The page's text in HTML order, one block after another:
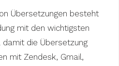
Übersetzungen besteht
mit den wichtigsten
damit die Übersetzung
mit Zendesk, Gmail,